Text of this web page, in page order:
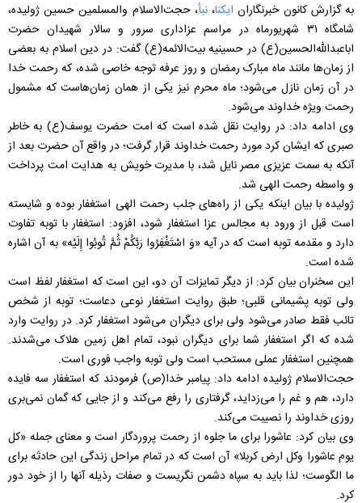
به گزارش کانون خبرنگاران ایکنا،نبأ، حجت‌الاسلام والمسلمین حسین ژولیده،
شامگاه ۳۱ شهریورماه در مراسم عزاداری سرور و سالار شهیدان حضرت
اباعبدالله‌الحسین(ع) در حسینیه بیت‌الائمه(ع) گفت: در دین اسلام به بعضی
از زمان‌ها مانند ماه مبارک رمضان و روز عرفه توجه خاصی شده، که رحمت خدا
در آن زمان نازل می‌شود؛ ماه محرم نیز یکی از همان زمان‌هاست که مشمول
رحمت ویژه خداوند می‌شود.
وی ادامه داد: در روایت نقل شده است که امت حضرت یوسف(ع) به خاطر
صبری که ایشان کرد مورد رحمت خداوند قرار گرفت؛ در واقع آن حضرت بعد از
آنکه به سمت عزیزی مصر نایل شد، با مدیرت خویش به هدایت امت پرداخت
و واسطه رحمت الهی شد.
ژولیده با بیان اینکه یکی از راه‌های جلب رحمت الهی استغفار بوده و شایسته
است قبل از ورود به مجالس عزا استغفار شود، افزود: استغفار با توبه تفاوت
دارد و مقدمه توبه است که در آیه «وَ اسْتَغْفِرُوا رَبَّكُمْ ثُمَّ تُوبُوا إِلَيْه‏» به آن اشاره
شده است.
این سخنران بیان کرد: از دیگر تمایزات آن‌ دو، این است که استغفار لفظ است
ولی توبه پشیمانی قلبی؛ طبق روایت استغفار نوعی دعاست؛ توبه از شخص
تائب فقط صادر می‌شود ولی برای دیگران می‌شود استغفار کرد. در روایت وارد
شده که اگر استغفار شما برای دیگران نبود، تمام اهل زمین هلاک می‌شدند.
همچنین استغفار عملی مستحب است ولی توبه واجب فوری است.
حجت‌الاسلام ژولیده ادامه داد: پیامبر خدا(ص) فرمودند که استغفار سه فایده
دارد، هم و غم را می‌زداید، گرفتاری را رفع می‌کند و از جایی که گمان نمی‌بری
روزی خداوند را نصیبت می‌کند.
وی بیان کرد: عاشورا برای ما جلوه از رحمت پروردگار است و معنای جمله «کل
یوم عاشورا وکل ارض کربلا» آن است که در تمام مراحل زندگی این حادثه برای
ما الگوست؛ لذا باید به سپاه دشمن نگریست و صفات رذیله آنها را از خود دور
کرد.